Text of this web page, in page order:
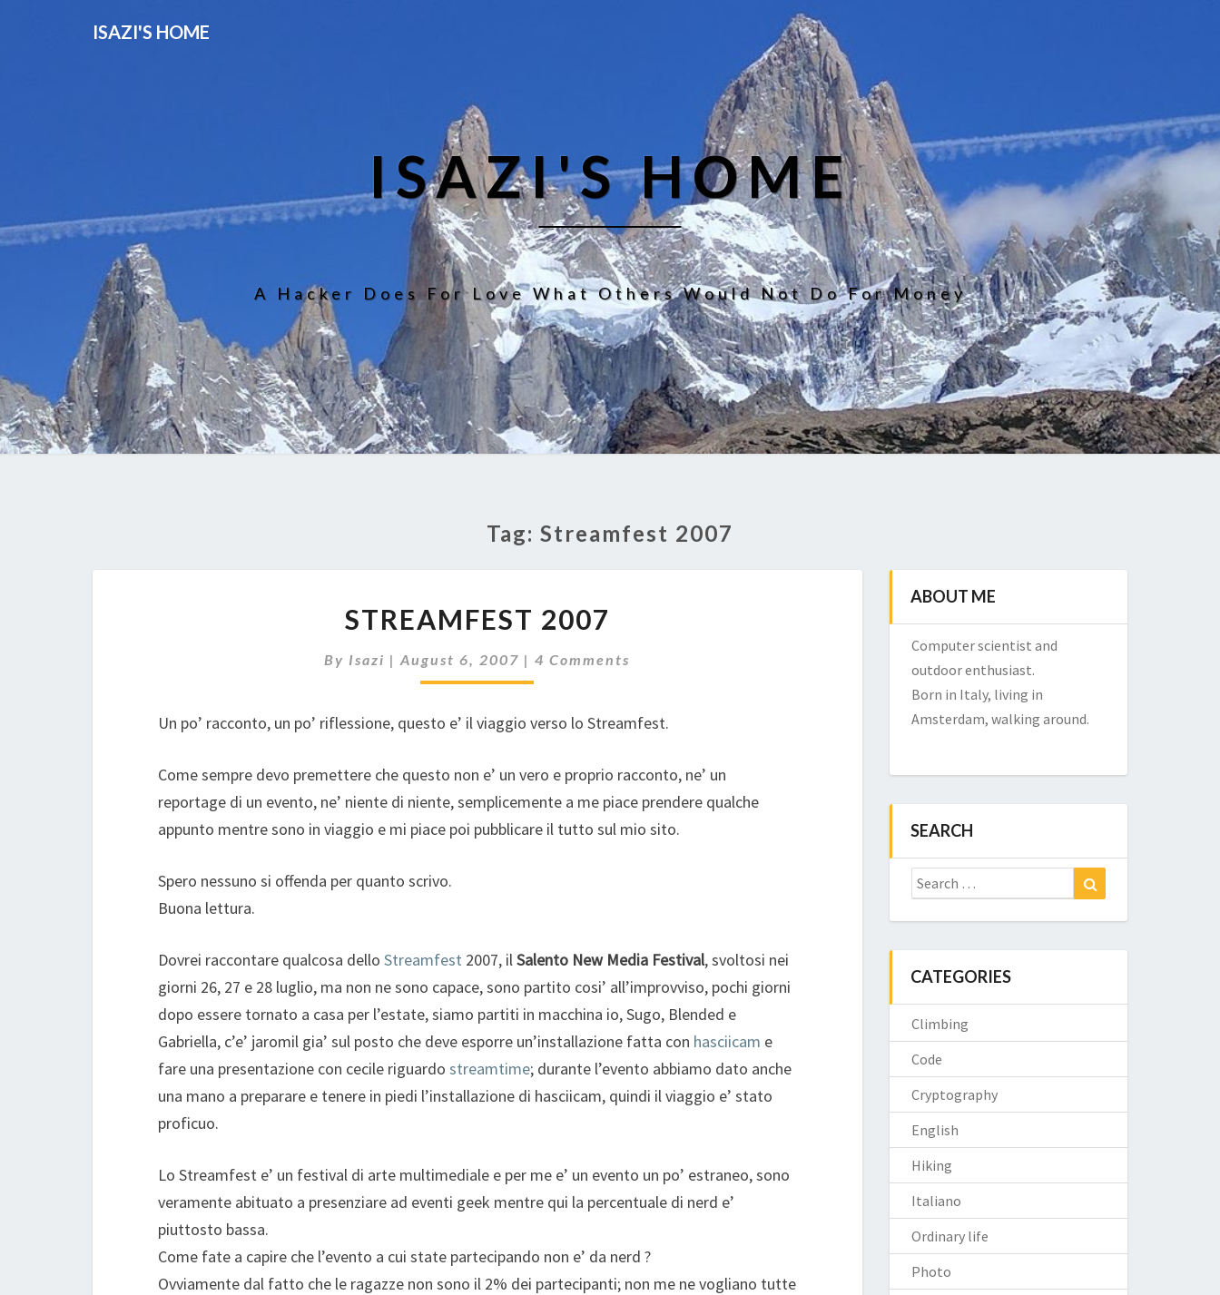
ISAZI'S HOME
ISAZI'S HOME
A Hacker Does For Love What Others Would Not Do For Money
Tag: Streamfest 2007
2007
STREAMFEST 2007
By Isazi |August 6, 2007 |Comments
4 Comments
Un po’ racconto, un po’ riflessione, questo e’ il viaggio verso lo Streamfest.
Come sempre devo premettere che questo non e’ un vero e proprio racconto, ne’ un
reportage di un evento, ne’ niente di niente, semplicemente a me piace prendere qualche
appunto mentre sono in viaggio e mi piace poi pubblicare il tutto sul mio sito.
Spero nessuno si offenda per quanto scrivo.
Buona lettura.
Dovrei raccontare qualcosa dello Streamfest 2007, ilSalento New Media Festival, svoltosi nei
giorni 26, 27 e 28 luglio, ma non ne sono capace, sono partito cosi’ all’improvviso, pochi giorni
dopo essere tornato a casa per l’estate, siamo partiti in macchina io, Sugo, Blended e
Gabriella, c’e’ jaromil gia’ sul posto che deve esporre un’installazione fatta con hasciicam e
fare una presentazione con cecile riguardo streamtime; durante l’evento abbiamo dato anche
una mano a preparare e tenere in piedi l’installazione di hasciicam, quindi il viaggio e’ stato
proficuo.
Lo Streamfest e’ un festival di arte multimediale e per me e’ un evento un po’ estraneo, sono
veramente abituato a presenziare ad eventi geek mentre qui la percentuale di nerd e’
piuttosto bassa.
Come fate a capire che l’evento a cui state partecipando non e’ da nerd ?
Ovviamente dal fatto che le ragazze non sono il 2% dei partecipanti; non me ne vogliano tutte
ABOUT ME
Computer scientist and
outdoor enthusiast.
Born in Italy, living in
Amsterdam, walking around.
SEARCH
Search
for:
CATEGORIES
Climbing
Code
Cryptography
English
Hiking
Italiano
Ordinary life
Photo